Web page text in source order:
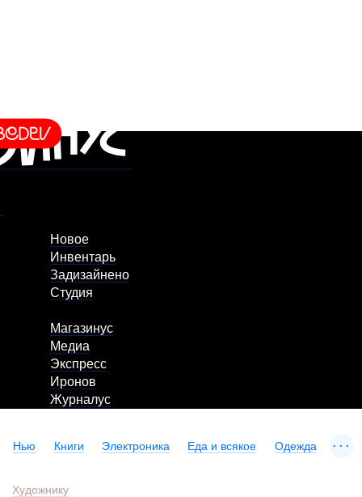
Новое
Инвентарь
Задизайнено
Студия
Магазинус
Медиа
Экспресс
Иронов
Журналус
Нью Книги Электроника Еда и всякое Одежда ...
Художнику